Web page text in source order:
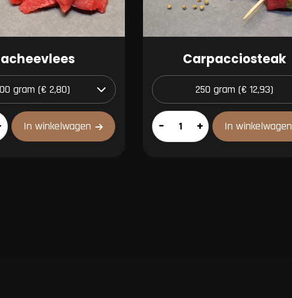
In winkelwagen
Carpacciosteak
Carpacciosteak
aantal
– + In winkelwagen